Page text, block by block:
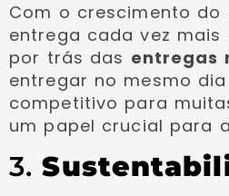
Com o crescimento
entrega cada vez
por trás das entregas
entregar no mesmo
competitivo para
um papel crucial para
3.